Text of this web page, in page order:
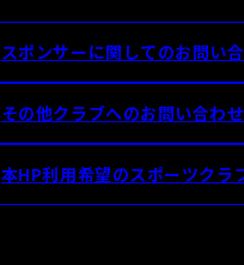
スポンサーに関してのお問い
その他クラブへのお問い合わせ
本HP利用希望のスポーツクラ